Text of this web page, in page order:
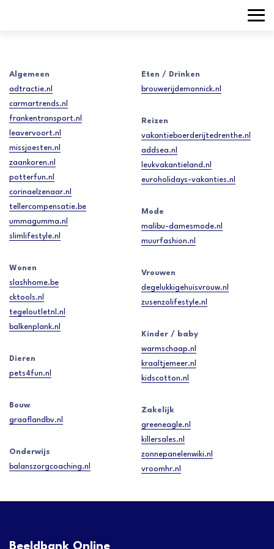
Algemeen
adtractie.nl
carmartrends.nl
frankentransport.nl
leavervoort.nl
missjoesten.nl
zaankoren.nl
potterfun.nl
corinaelzenaar.nl
tellercompensatie.be
ummagumma.nl
slimlifestyle.nl
Wonen
slashhome.be
cktools.nl
tegeloutletnl.nl
balkenplank.nl
Dieren
pets4fun.nl
Bouw
graaflandbv.nl
Onderwijs
balanszorgcoaching.nl
Eten / Drinken
brouwerijdemonnick.nl
Reizen
vakantieboerderijtedrenthe.nl
addsea.nl
leukvakantieland.nl
euroholidays-vakanties.nl
Mode
malibu-damesmode.nl
muurfashion.nl
Vrouwen
degelukkigehuisvrouw.nl
zusenzolifestyle.nl
Kinder / baby
warmschaap.nl
kraaltjemeer.nl
kidscotton.nl
Zakelijk
greeneagle.nl
killersales.nl
zonnepanelenwiki.nl
vroomhr.nl
Beeldbank Online